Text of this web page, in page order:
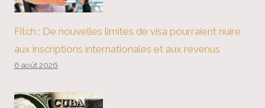
Fitch : De nouvelles limites de visa pourraient nuire
aux inscriptions internationales et aux revenus
6 août 2026